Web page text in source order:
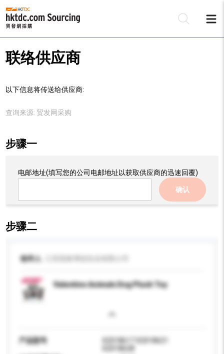
联络供应商
以下信息将传送给供应商:
查询来源: 贸发网采购
步骤一
电邮地址(填写您的公司电邮地址以获取供应商的迅速回覆)
确认
步骤二
收件人
Valentine Animals Dog Plush Toy
产品型号
X2018617 X2018621